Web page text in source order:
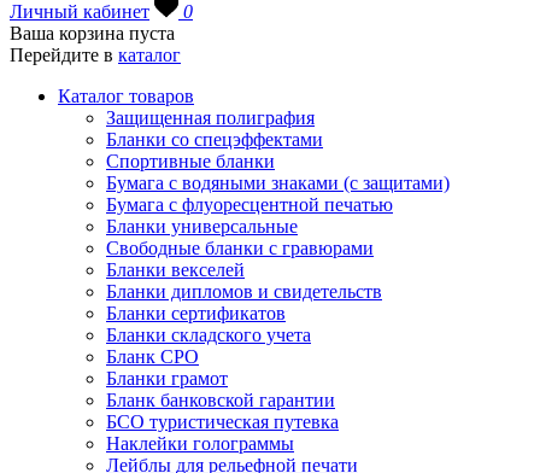
Личный кабинет
0
Ваша корзина пуста
Перейдите в каталог
Каталог товаров
Защищенная полиграфия
Бланки со спецэффектами
Спортивные бланки
Бумага с водяными знаками (с защитами)
Бумага с флуоресцентной печатью
Бланки универсальные
Свободные бланки с гравюрами
Бланки векселей
Бланки дипломов и свидетельств
Бланки сертификатов
Бланки складского учета
Бланк СРО
Бланки грамот
Бланк банковской гарантии
БСО туристическая путевка
Наклейки голограммы
Лейблы для рельефной печати